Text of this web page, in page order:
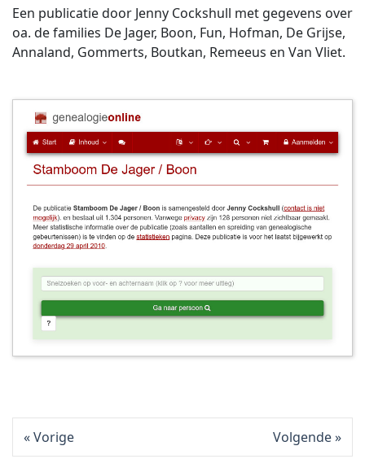
Een publicatie door Jenny Cockshull met gegevens over
oa. de families De Jager, Boon, Fun, Hofman, De Grijse,
Annaland, Gommerts, Boutkan, Remeeus en Van Vliet.
Vorige Volgende